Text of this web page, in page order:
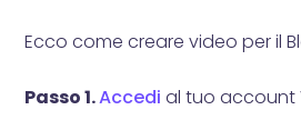
Ecco come creare video per il
Passo 1.Accedi al tuo account